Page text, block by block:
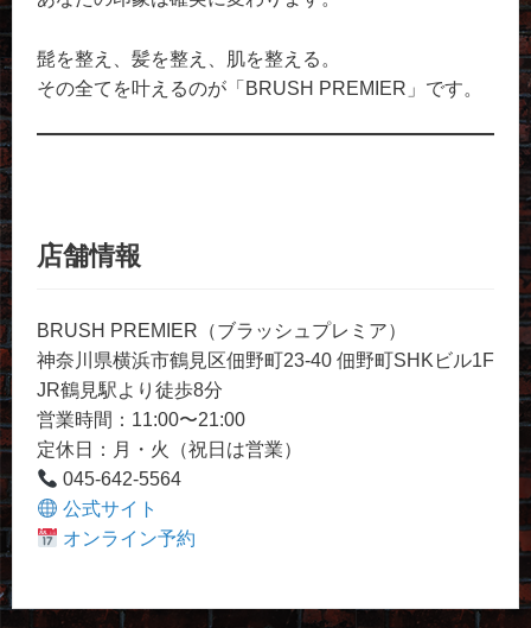
髭を整え、髪を整え、肌を整える。
その全てを叶えるのが「BRUSH PREMIER」です。
店舗情報
BRUSH PREMIER（ブラッシュプレミア）
神奈川県横浜市鶴見区佃野町23-40 佃野町SHKビル1F
JR鶴見駅より徒歩8分
営業時間：11:00〜21:00
定休日：月・火（祝日は営業）
045-642-5564
公式サイト
オンライン予約